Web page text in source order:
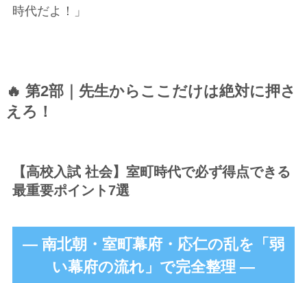
時代だよ！」
🔥 第2部｜先生からここだけは絶対に押さ
えろ！
【高校入試 社会】室町時代で必ず得点できる
最重要ポイント7選
― 南北朝・室町幕府・応仁の乱を「弱
い幕府の流れ」で完全整理 ―